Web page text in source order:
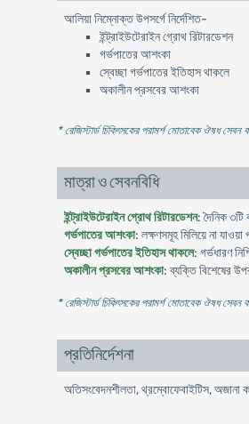
আলিয়া নিম্নোক্ত উপসর্গে নির্দেশিত-
ইন্ট্রাইউটেরাইন গ্রোথ রিটারডেশন
গর্ভপাতের আশংকা
স্বেচ্ছা গর্ভপাতের ইতিহাস থাকলে
অকালীন প্রসবের আশংকা
* রেজিস্টার্ড চিকিৎসকের পরামর্শ মোতাবেক ঔষধ সেবন
মাত্রা ও সেবনবিধি
ইন্ট্রাইউটেরাইন গ্রোথ রিটারডেশন: দৈনিক ৩টি
গর্ভপাতের আশংকা: লক্ষণসমূহ মিলিয়ে না যাওয়া
স্বেচ্ছা গর্ভপাতের ইতিহাস থাকলে: গর্ভধারণ
অকালীন প্রসবের আশংকা: ব্যক্তি বিশেষের
* রেজিস্টার্ড চিকিৎসকের পরামর্শ মোতাবেক ঔষধ সেবন
প্রতিনির্দেশনা
অতিসংবেদনশীলতা, থ্রম্বোফেবাইটিস, অজানা